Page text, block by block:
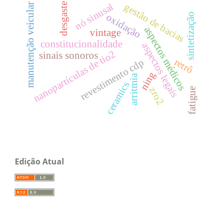
nanopartículas de tio2 ning
constitucionalidade aspectos legais
aspectos médicos
desgaste
revestimento cdp
vintage
retrô
manutenção veicular
arritmia
gestão de baciassintetização
sinais sonoros
ceramics zro2 fatigue
oxidação
nó sinusal
Edição Atual